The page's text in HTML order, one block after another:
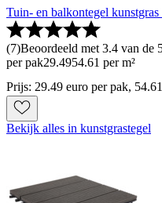
Tuin- en balkontegel
(7)Beoordeeld met 3.4 van de
per pak29.4954.61 per m²
Prijs: 29.49 euro per pak,
Bekijk alles in kunstgrastegel